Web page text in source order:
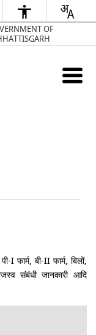
OF
फार्म, बी-II फार्म, बिलों,
संबंधी जानकारी आदि